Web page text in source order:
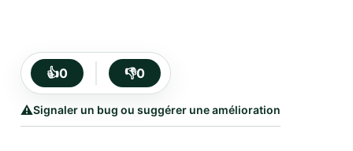
👍0 👎0
⚠️Signaler un bug ou suggérer une amélioration